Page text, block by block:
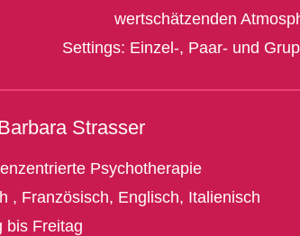
wertschätzenden
Settings: Einzel-, Paar- und
Strasser
Psychotherapie
, Französisch, Englisch, Italienisch
bis Freitag